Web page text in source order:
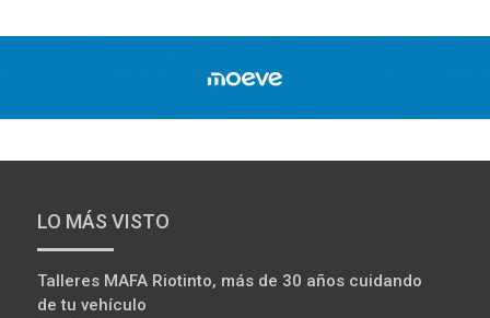
LO MÁS VISTO
Talleres MAFA Riotinto, más de 30 años cuidando
de tu vehículo